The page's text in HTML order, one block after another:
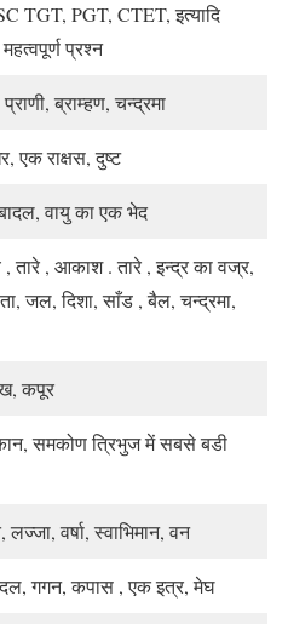
TGT, PGT, CTET, इत्यादि
प्रश्न
ब्राम्हण, चन्द्रमा
एक राक्षस, दुष्ट
वायु का एक भेद
, तारे , आकाश . तारे , इन्द्र का वज्र,
जल, दिशा, साँड , बैल, चन्द्रमा,
कपूर
समकोण त्रिभुज में सबसे बडी
वर्षा, स्वाभिमान, वन
गगन, कपास , एक इत्र, मेघ